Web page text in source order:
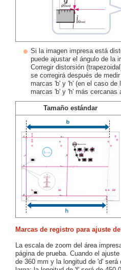
Si la imagen impresa está
puede ajustar el ángulo de la
Corregir distorsión
se corregirá después de
marcas 'b' y 'h' (en el caso de
marcas 'b' y 'h' más cercanas
Tamaño estándar
Marcas de registro para ajuste
La escala de zoom del área
página de prueba. Cuando el
de 360 mm y la longitud de 'd'